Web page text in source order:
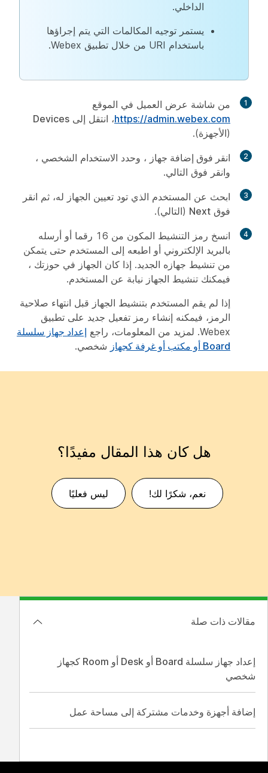
الداخلي.
يستمر توجيه المكالمات التي يتم إجراؤها
باستخدام URI من خلال تطبيق Webex.
1
من شاشة عرض العميل في الموقع
https://admin.webex.com، انتقل إلى Devices
(الأجهزة).
2 انقر فوق إضافة جهاز ، وحدد الاستخدام الشخصي ،
وانقر فوق التالي.
3
ابحث عن المستخدم الذي تود تعيين الجهاز له، ثم انقر
فوق Next (التالي).
4
انسخ رمز التنشيط المكون من 16 رقما أو أرسله
بالبريد الإلكتروني أو اطبعه إلى المستخدم حتى يتمكن
من تنشيط جهازه الجديد. إذا كان الجهاز في حوزتك ،
فيمكنك تنشيط الجهاز نيابة عن المستخدم.
إذا لم يقم المستخدم بتنشيط الجهاز قبل انتهاء صلاحية
الرمز، فيمكنه إنشاء رمز تفعيل جديد على تطبيق
Webex. لمزيد من المعلومات، راجع
إعداد جهاز سلسلة
Board أو مكتب أو غرفة كجهاز
شخصي.
هل كان هذا المقال مفيدًا؟
نعم، شكرًا لك! ليس فعليًا
مقالات ذات صلة
إعداد جهاز سلسلة Board أو Desk أو Room كجهاز
شخصي
إضافة أجهزة وخدمات مشتركة إلى مساحة عمل